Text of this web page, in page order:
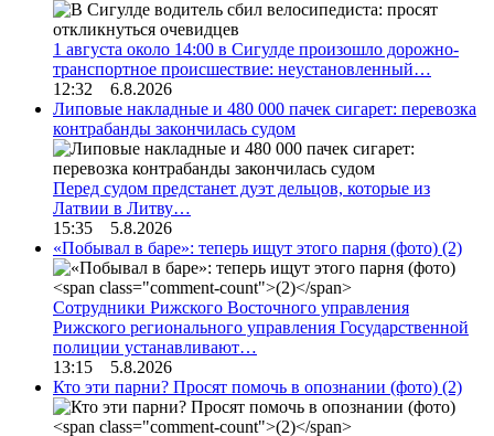
1 августа около 14:00 в Сигулде произошло дорожно-
транспортное происшествие: неустановленный…
12:32 6.8.2026
Липовые накладные и 480 000 пачек сигарет: перевозка
контрабанды закончилась судом
Перед судом предстанет дуэт дельцов, которые из
Латвии в Литву…
15:35 5.8.2026
«Побывал в баре»: теперь ищут этого парня (фото) (2)
Сотрудники Рижского Восточного управления
Рижского регионального управления Государственной
полиции устанавливают…
13:15 5.8.2026
Кто эти парни? Просят помочь в опознании (фото) (2)